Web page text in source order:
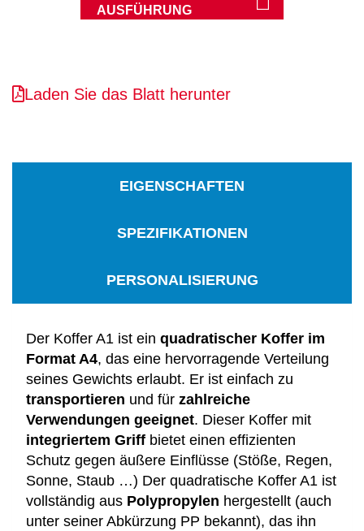
AUSFÜHRUNG
Laden Sie das Blatt herunter
EIGENSCHAFTEN
SPEZIFIKATIONEN
PERSONALISIERUNG
Der Koffer A1 ist ein quadratischer Koffer im
Format A4, das eine hervorragende Verteilung
seines Gewichts erlaubt. Er ist einfach zu
transportieren und für zahlreiche
Verwendungen geeignet. Dieser Koffer mit
integriertem Griff bietet einen effizienten
Schutz gegen äußere Einflüsse (Stöße, Regen,
Sonne, Staub …) Der quadratische Koffer A1 ist
vollständig aus Polypropylen hergestellt (auch
unter seiner Abkürzung PP bekannt), das ihn